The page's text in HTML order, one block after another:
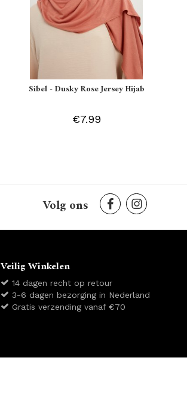
Sibel - Dusky Rose Jersey Hijab
€7.99
Volg ons
Veilig Winkelen
14 dagen recht op retour
3-6 dagen bezorging in Nederland
Gratis verzending vanaf €70